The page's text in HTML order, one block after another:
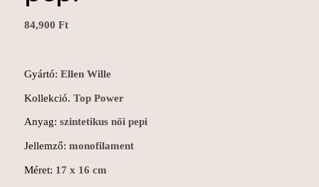
84,900 Ft
Gyártó: Ellen Wille
Kollekció. Top Power
Anyag: szintetikus női pepi
Jellemző: monofilament
Méret: 17 x 16 cm